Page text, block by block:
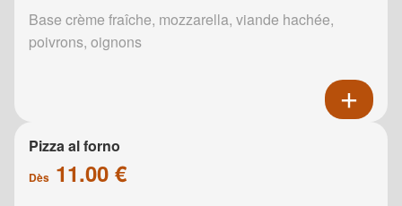
Base crème fraîche, mozzarella, viande hachée,
poivrons, oignons
Pizza al forno
Dès 11.00 €